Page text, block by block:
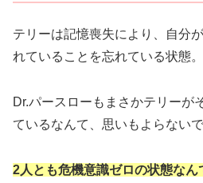
テリーは記憶喪失により、自分
れていることを忘れている状態。
Dr.パースローもまさかテリーが
ているなんて、思いもよらない
2人とも危機意識ゼロの状態な